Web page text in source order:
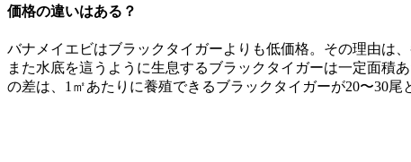
価格の違いはある？
バナメイエビはブラックタイガーよりも低価格。その理由は
また水底を這うように生息するブラックタイガーは一定面積
の差は、1㎡あたりに養殖できるブラックタイガーが20〜30